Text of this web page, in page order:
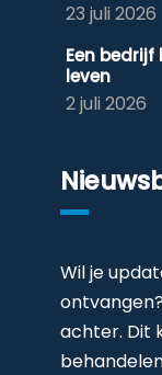
23 juli 2026
Een
leven
2 juli 2026
Wil je
achter. Dit